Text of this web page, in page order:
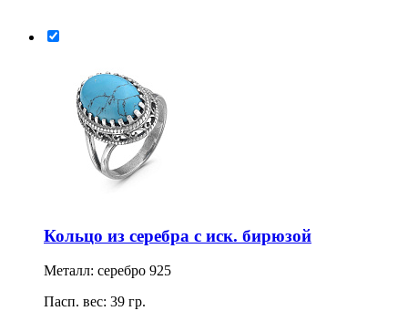
Кольцо из серебра с иск. бирюзой
Металл: серебро 925
Пасп. вес: 39 гр.